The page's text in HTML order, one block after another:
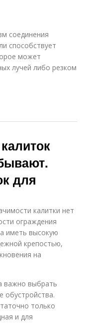
соединения
способствует
может
лучей либо резком
для
калитки нет
ограждения
иметь высокую
крепостью,
на
важно выбрать
обустройства.
только
и для